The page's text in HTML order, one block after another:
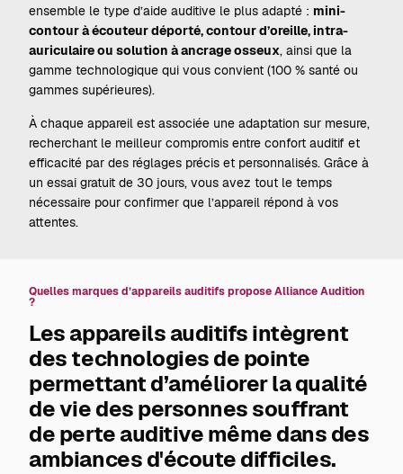
ensemble le type d’aide auditive le plus adapté : mini-
contour à écouteur déporté, contour d’oreille, intra-
auriculaire ou solution à ancrage osseux, ainsi que la
gamme technologique qui vous convient (100 % santé ou
gammes supérieures).
À chaque appareil est associée une adaptation sur mesure,
recherchant le meilleur compromis entre confort auditif et
efficacité par des réglages précis et personnalisés. Grâce à
un essai gratuit de 30 jours, vous avez tout le temps
nécessaire pour confirmer que l’appareil répond à vos
attentes.
Quelles marques d’appareils auditifs propose Alliance Audition
?
Les appareils auditifs intègrent
des technologies de pointe
permettant d’améliorer la qualité
de vie des personnes souffrant
de perte auditive même dans des
ambiances d'écoute difficiles.